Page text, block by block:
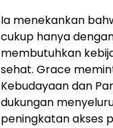
Ia menekankan
cukup hanya
membutuhkan
sehat. Grace
Kebudayaan dan
dukungan
peningkatan akses